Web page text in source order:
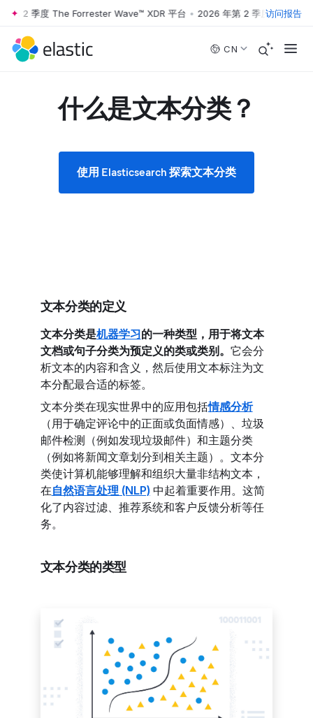
Skip to main content
2 季度 The Forrester Wave™ XDR 平台 • 2026 年第 2 季度 The访问报告
CN
什么是文本分类？
使用 Elasticsearch 探索文本分类
文本分类的定义
文本分类是机器学习的一种类型，用于将文本
文档或句子分类为预定义的类或类别。 它会分
析文本的内容和含义，然后使用文本标注为文
本分配最合适的标签。
文本分类在现实世界中的应用包括情感分析
（用于确定评论中的正面或负面情感）、垃圾
邮件检测（例如发现垃圾邮件）和主题分类
（例如将新闻文章划分到相关主题）。文本分
类使计算机能够理解和组织大量非结构文本，
在自然语言处理 (NLP) 中起着重要作用。这简
化了内容过滤、推荐系统和客户反馈分析等任
务。
文本分类的类型